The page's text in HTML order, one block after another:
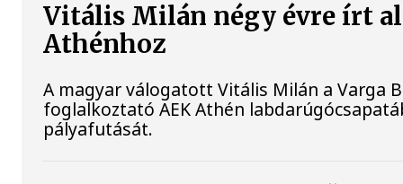
Vitális Milán négy évre írt
Athénhoz
A magyar válogatott Vitális Milán a Varga
foglalkoztató AEK Athén
pályafutását.